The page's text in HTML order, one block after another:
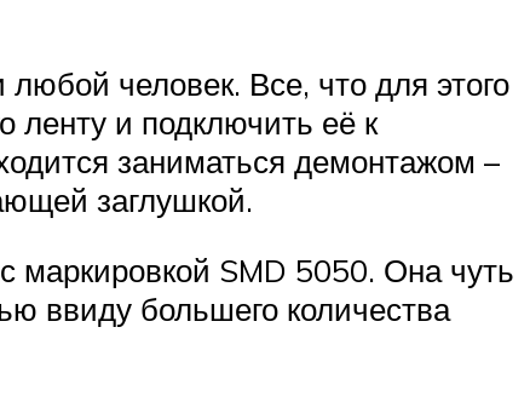
человек. Все, что для этого
ленту и подключить её к
заниматься демонтажом –
заглушкой.
маркировкой SMD 5050. Она чуть
ввиду большего количества